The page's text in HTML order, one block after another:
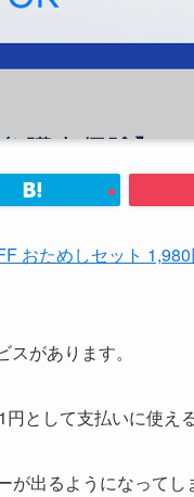
おためしセット 1,980
があります。
として支払いに使え
出るようになってし